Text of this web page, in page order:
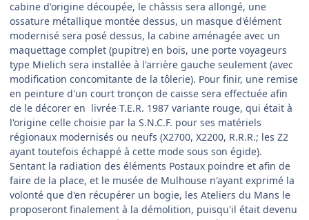
cabine d'origine découpée, le châssis sera allongé, une
ossature métallique montée dessus, un masque d'élément
modernisé sera posé dessus, la cabine aménagée avec un
maquettage complet (pupitre) en bois, une porte voyageurs
type Mielich sera installée à l'arrière gauche seulement (avec
modification concomitante de la tôlerie). Pour finir, une remise
en peinture d'un court tronçon de caisse sera effectuée afin
de le décorer en livrée T.E.R. 1987 variante rouge, qui était à
l'origine celle choisie par la S.N.C.F. pour ses matériels
régionaux modernisés ou neufs (X2700, X2200, R.R.R.; les Z2
ayant toutefois échappé à cette mode sous son égide).
Sentant la radiation des éléments Postaux poindre et afin de
faire de la place, et le musée de Mulhouse n'ayant exprimé la
volonté que d'en récupérer un bogie, les Ateliers du Mans le
proposeront finalement à la démolition, puisqu'il était devenu